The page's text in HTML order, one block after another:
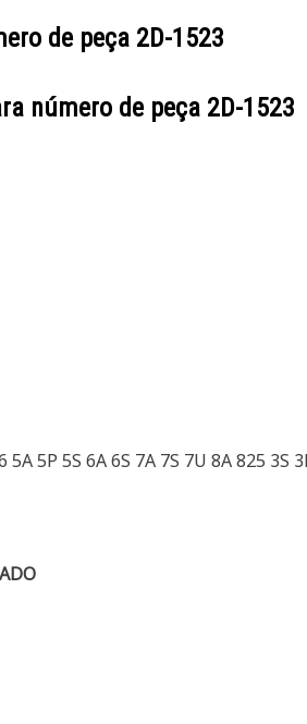
de peça 2D-1523
número de peça 2D-1523
5A 5P 5S 6A 6S 7A 7S 7U 8A 825 3S